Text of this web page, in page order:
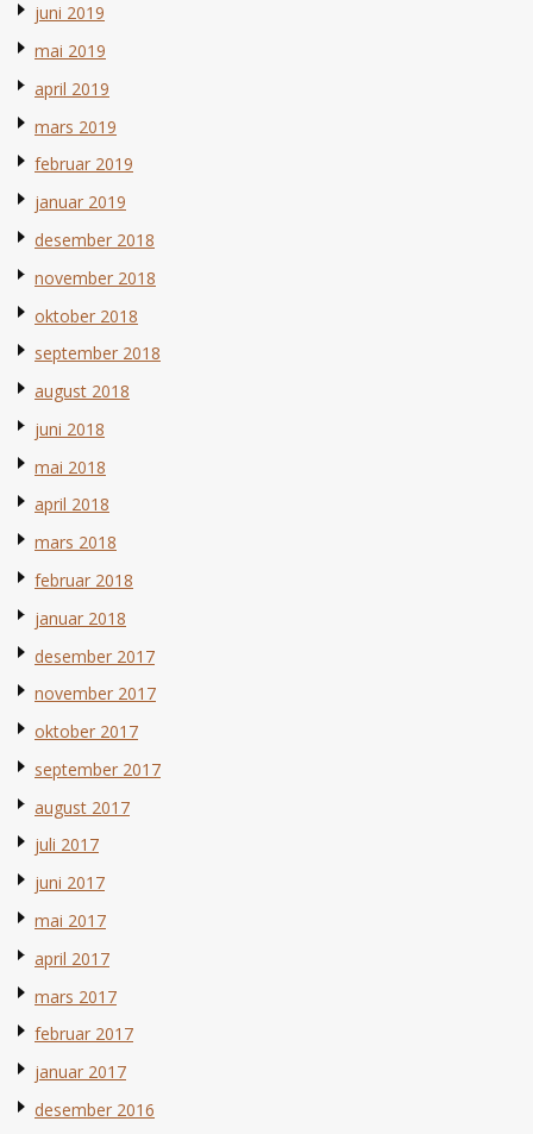
juni 2019
mai 2019
april 2019
mars 2019
februar 2019
januar 2019
desember 2018
november 2018
oktober 2018
september 2018
august 2018
juni 2018
mai 2018
april 2018
mars 2018
februar 2018
januar 2018
desember 2017
november 2017
oktober 2017
september 2017
august 2017
juli 2017
juni 2017
mai 2017
april 2017
mars 2017
februar 2017
januar 2017
desember 2016